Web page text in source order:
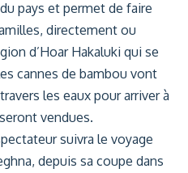
pays et permet de faire
directement ou
d’Hoar Hakaluki qui se
cannes de bambou vont
les eaux pour arriver à
vendues.
suivra le voyage
depuis sa coupe dans